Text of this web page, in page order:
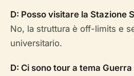
D: Posso visitare la Stazione
No, la struttura è off-limits e
universitario.
D: Ci sono tour a tema